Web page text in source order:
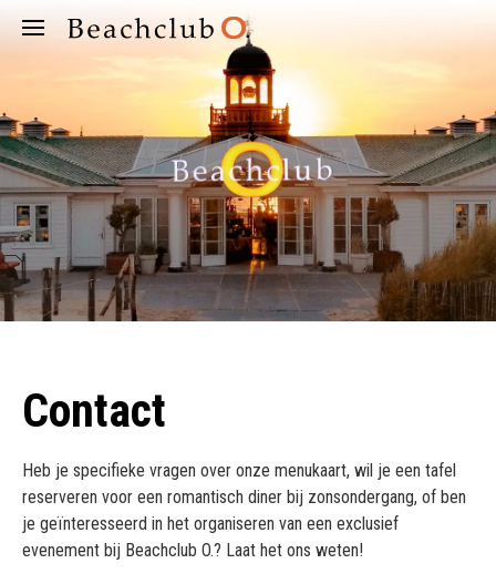
Contact
Heb je specifieke vragen over onze menukaart, wil je een tafel
reserveren voor een romantisch diner bij zonsondergang, of ben
je geïnteresseerd in het organiseren van een exclusief
evenement bij Beachclub O.? Laat het ons weten!